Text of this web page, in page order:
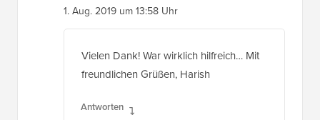
1. Aug. 2019 um 13:58 Uhr
Vielen Dank! War wirklich hilfreich… Mit
freundlichen Grüßen, Harish
Antworten